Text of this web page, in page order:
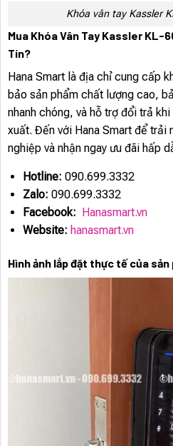
Khóa vân tay Kassler
Mua Khóa Vân Tay Kassler KL-
Tín?
Hana Smart là địa chỉ cung cấp
bảo sản phẩm chất lượng cao,
nhanh chóng, và hỗ trợ đổi trả
xuất. Đến với Hana Smart để trải
nghiệp và nhận ngay ưu đãi hấp
Hotline: 090.699.3332
Zalo: 090.699.3332
Facebook: Hanasmart.vn
Website: hanasmart.vn
Hình ảnh lắp đặt thực tế của sản